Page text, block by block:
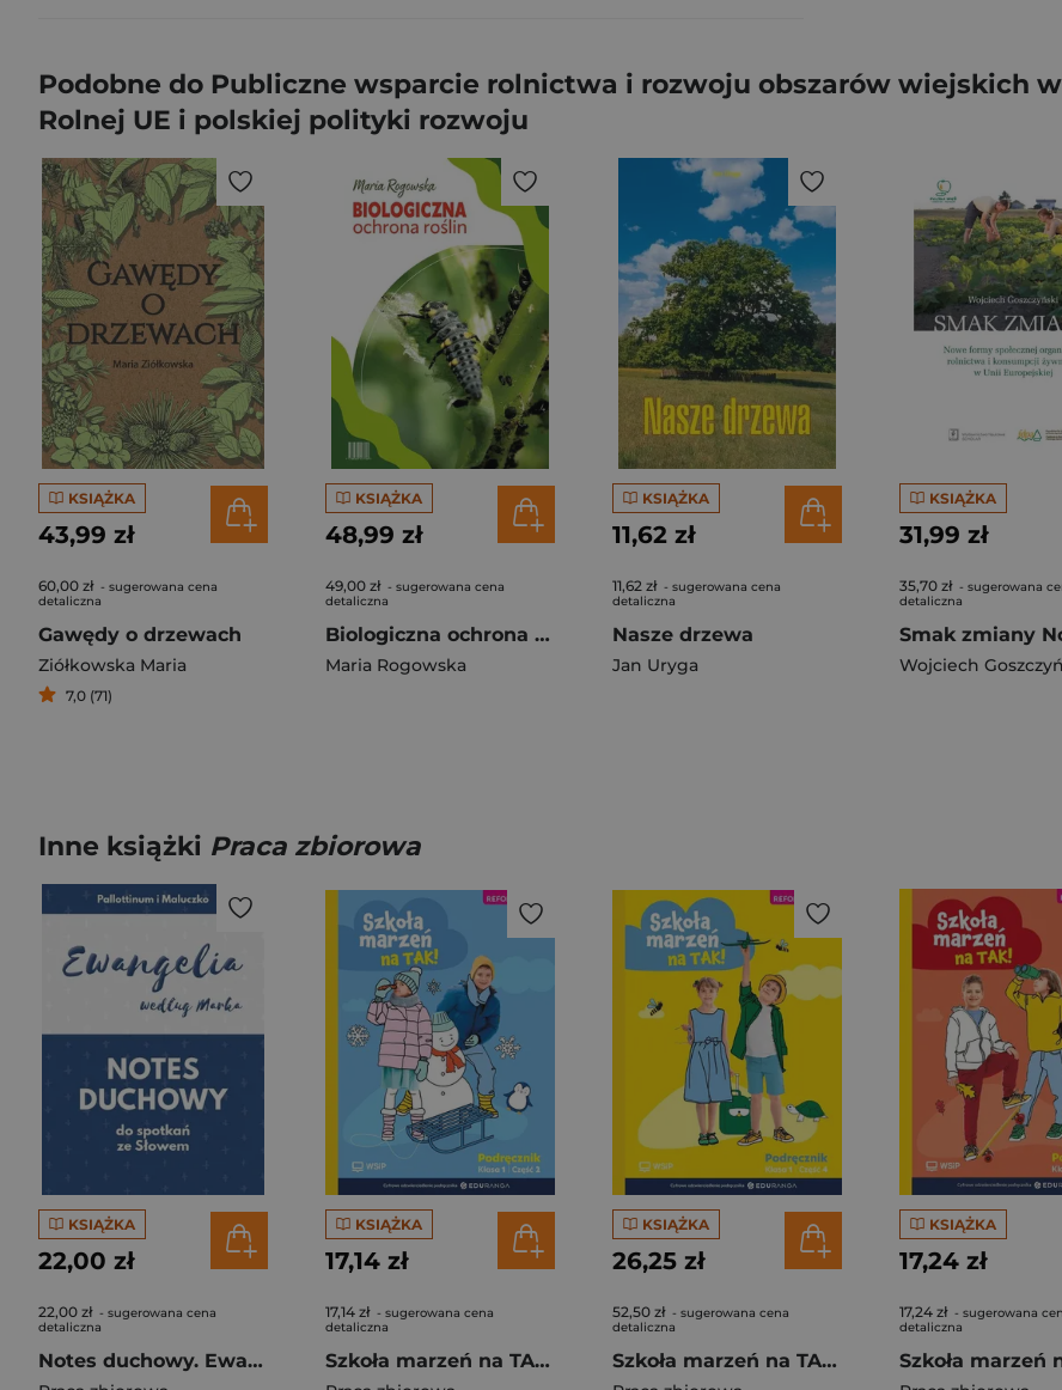
Podobne do Publiczne wsparcie rolnictwa i rozwoju obszarów wiejskich
Rolnej UE i polskiej polityki rozwoju
KSIĄŻKA
43,99 zł
60,00 zł - sugerowana cena
detaliczna
Gawędy o drzewach
Ziółkowska Maria
7,0 (71)
KSIĄŻKA
48,99 zł
49,00 zł - sugerowana cena
detaliczna
Biologiczna ochrona roślin
Maria Rogowska
KSIĄŻKA
11,62 zł
11,62 zł - sugerowana cena
detaliczna
Nasze drzewa
Jan Uryga
KSIĄŻKA
31,99 zł
35,70 zł - sugerowana
detaliczna
Wojciech
Inne książki Praca zbiorowa
KSIĄŻKA
22,00 zł
22,00 zł - sugerowana cena
detaliczna
Notes duchowy. Ewangelia wg. Marka
KSIĄŻKA
17,14 zł
17,14 zł - sugerowana cena
detaliczna
Szkoła marzeń na TAK SP 1 podr. cz.2
KSIĄŻKA
26,25 zł
52,50 zł - sugerowana cena
detaliczna
Szkoła marzeń na TAK SP 1 podr. cz.4
KSIĄŻKA
17,24 zł
17,24 zł - sugerowana
detaliczna